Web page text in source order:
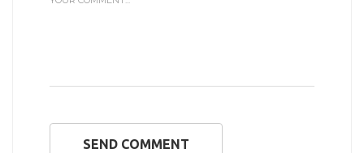
SEND COMMENT